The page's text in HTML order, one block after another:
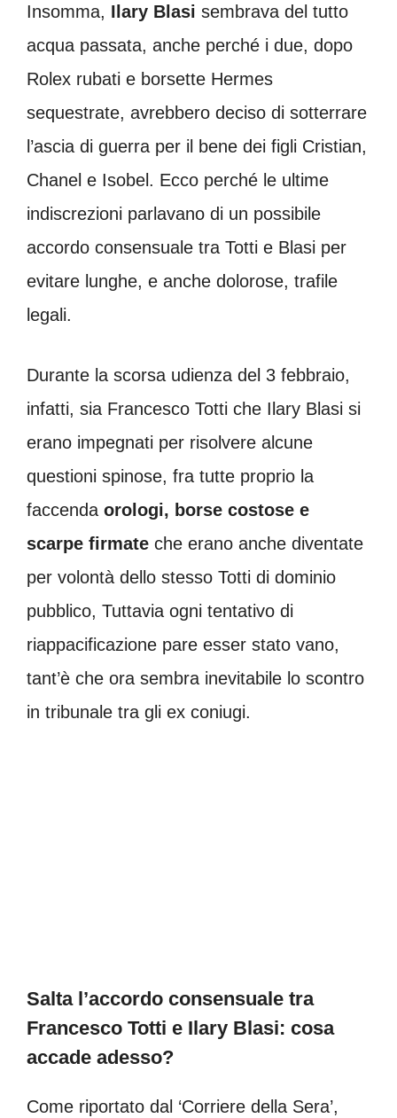
Insomma, Ilary Blasi sembrava del tutto
acqua passata, anche perché i due, dopo
Rolex rubati e borsette Hermes
sequestrate, avrebbero deciso di sotterrare
l’ascia di guerra per il bene dei figli Cristian,
Chanel e Isobel. Ecco perché le ultime
indiscrezioni parlavano di un possibile
accordo consensuale tra Totti e Blasi per
evitare lunghe, e anche dolorose, trafile
legali.
Durante la scorsa udienza del 3 febbraio,
infatti, sia Francesco Totti che Ilary Blasi si
erano impegnati per risolvere alcune
questioni spinose, fra tutte proprio la
faccenda orologi, borse costose e
scarpe firmate che erano anche diventate
per volontà dello stesso Totti di dominio
pubblico, Tuttavia ogni tentativo di
riappacificazione pare esser stato vano,
tant’è che ora sembra inevitabile lo scontro
in tribunale tra gli ex coniugi.
Salta l’accordo consensuale tra
Francesco Totti e Ilary Blasi: cosa
accade adesso?
Come riportato dal ‘Corriere della Sera’,